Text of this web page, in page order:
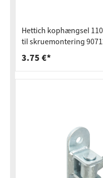
Hettich kophængsel
til skruemontering
3.75 €*